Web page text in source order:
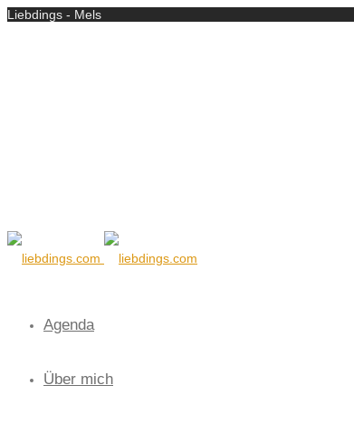
Liebdings - Mels
Agenda
Über mich